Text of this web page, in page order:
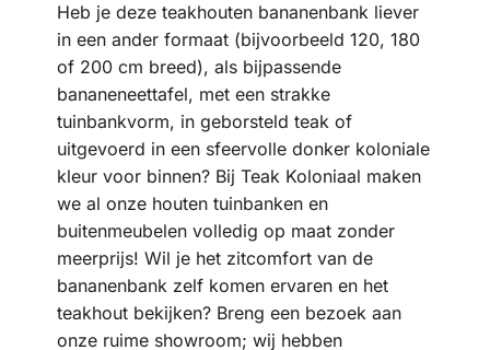
Heb je deze teakhouten bananenbank liever
in een ander formaat (bijvoorbeeld 120, 180
of 200 cm breed), als bijpassende
bananeneettafel, met een strakke
tuinbankvorm, in geborsteld teak of
uitgevoerd in een sfeervolle donker koloniale
kleur voor binnen? Bij Teak Koloniaal maken
we al onze houten tuinbanken en
buitenmeubelen volledig op maat zonder
meerprijs! Wil je het zitcomfort van de
bananenbank zelf komen ervaren en het
teakhout bekijken? Breng een bezoek aan
onze ruime showroom; wij hebben